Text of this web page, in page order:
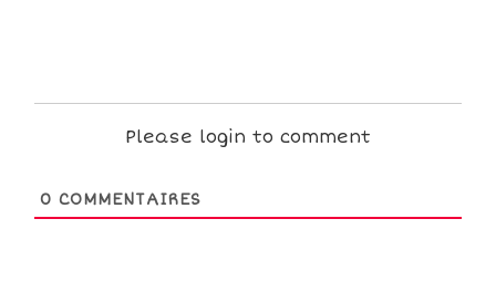
Please login to comment
0 COMMENTAIRES